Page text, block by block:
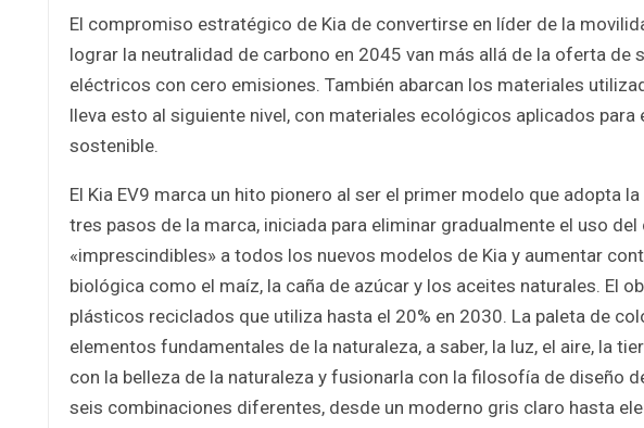
El compromiso estratégico de Kia de convertirse en líder de la
lograr la neutralidad de carbono en 2045 van más allá de la oferta de
eléctricos con cero emisiones. También abarcan los materiales
lleva esto al siguiente nivel, con materiales ecológicos aplicados
sostenible.
El Kia EV9 marca un hito pionero al ser el primer modelo que adopta
tres pasos de la marca, iniciada para eliminar gradualmente el uso
«imprescindibles» a todos los nuevos modelos de Kia y aumentar
biológica como el maíz, la caña de azúcar y los aceites naturales. El
plásticos reciclados que utiliza hasta el 20% en 2030. La paleta de
elementos fundamentales de la naturaleza, a saber, la luz, el aire, la
con la belleza de la naturaleza y fusionarla con la filosofía de diseño
seis combinaciones diferentes, desde un moderno gris claro hasta